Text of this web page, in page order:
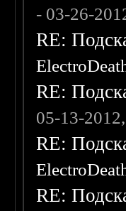
- 03-26-
RE:
RE:
05-13-
RE:
RE: